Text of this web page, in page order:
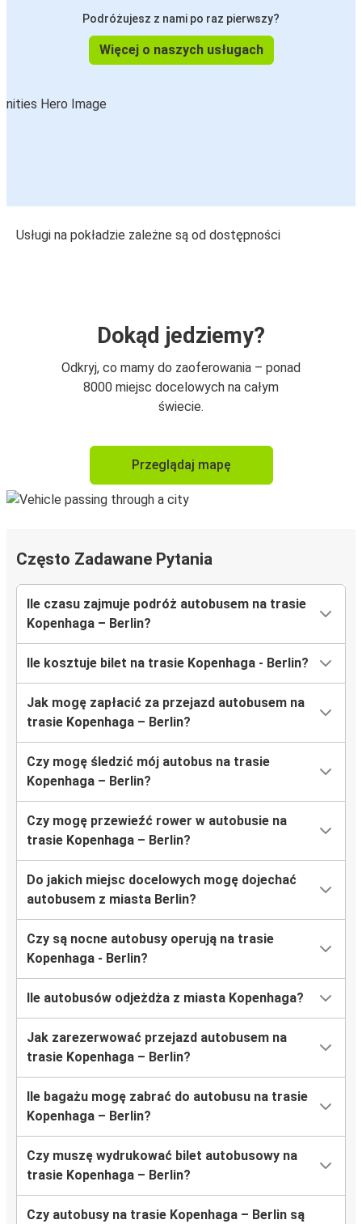
Podróżujesz z nami po raz pierwszy?
Więcej o naszych usługach
Usługi na pokładzie zależne są od dostępności
Dokąd jedziemy?
Odkryj, co mamy do zaoferowania – ponad
8000 miejsc docelowych na całym
świecie.
Przeglądaj mapę
Często Zadawane Pytania
Ile czasu zajmuje podróż autobusem na trasie
Kopenhaga – Berlin?
Ile kosztuje bilet na trasie Kopenhaga - Berlin?
Jak mogę zapłacić za przejazd autobusem na
trasie Kopenhaga – Berlin?
Czy mogę śledzić mój autobus na trasie
Kopenhaga – Berlin?
Czy mogę przewieźć rower w autobusie na
trasie Kopenhaga – Berlin?
Do jakich miejsc docelowych mogę dojechać
autobusem z miasta Berlin?
Czy są nocne autobusy operują na trasie
Kopenhaga - Berlin?
Ile autobusów odjeżdża z miasta Kopenhaga?
Jak zarezerwować przejazd autobusem na
trasie Kopenhaga – Berlin?
Ile bagażu mogę zabrać do autobusu na trasie
Kopenhaga – Berlin?
Czy muszę wydrukować bilet autobusowy na
trasie Kopenhaga – Berlin?
Czy autobusy na trasie Kopenhaga – Berlin są